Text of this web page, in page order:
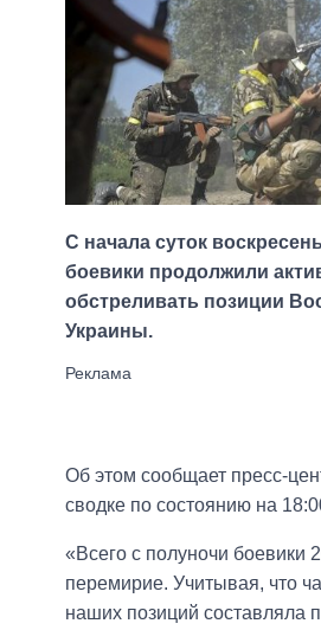
С начала суток
боевики продолжили
обстреливать позиции
Украины.
Об этом сообщает пресс-
сводке по состоянию на
«Всего с полуночи боевики
перемирие. Учитывая, что
наших позиций составляла